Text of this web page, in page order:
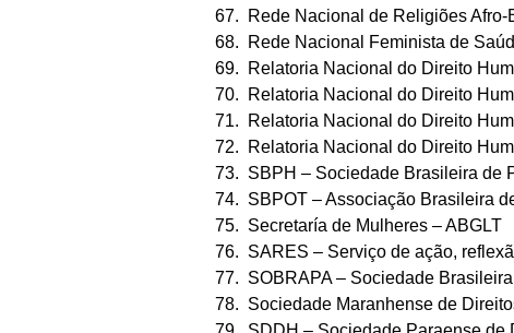
67. Rede Nacional de Religiões Afro-
68. Rede Nacional Feminista de
69. Relatoria Nacional do Direito
70. Relatoria Nacional do Direito
71. Relatoria Nacional do Direito
72. Relatoria Nacional do Direito
73. SBPH – Sociedade Brasileira de
74. SBPOT – Associação Brasileira
75. Secretaría de Mulheres – ABGLT
76. SARES – Serviço de ação,
77. SOBRAPA – Sociedade
78. Sociedade Maranhense de